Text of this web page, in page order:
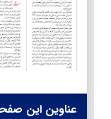
عناوین این